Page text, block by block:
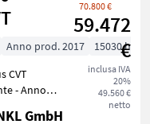
70.800 €
59.472
€
inclusa IVA
20%
49.560 €
netto
Anno prod. 2017
15030 h
CVT
GmbH